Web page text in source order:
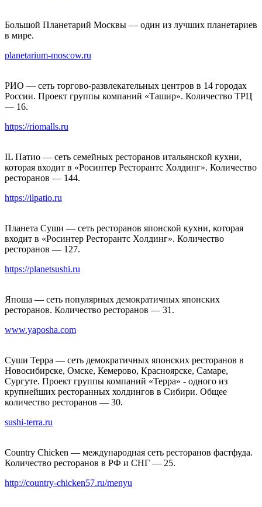
Большой Планетарий Москвы — один из лучших планетариев
в мире.
planetarium-moscow.ru
РИО — сеть торгово-развлекательных центров в 14 городах
России. Проект группы компаний «Ташир». Количество ТРЦ
— 16.
https://riomalls.ru
IL Патио — сеть семейных ресторанов итальянской кухни,
которая входит в «Росинтер Ресторантс Холдинг». Количество
ресторанов — 144.
https://ilpatio.ru
Планета Суши — сеть ресторанов японской кухни, которая
входит в «Росинтер Ресторантс Холдинг». Количество
ресторанов — 127.
https://planetsushi.ru
Япоша — сеть популярных демократичных японских
ресторанов. Количество ресторанов — 31.
www.yaposha.com
Суши Терра — сеть демократичных японских ресторанов в
Новосибирске, Омске, Кемерово, Красноярске, Самаре,
Сургуте. Проект группы компаний «Терра» - одного из
крупнейших ресторанных холдингов в Сибири. Общее
количество ресторанов — 30.
sushi-terra.ru
Country Chicken — международная сеть ресторанов фастфуда.
Количество ресторанов в РФ и СНГ — 25.
http://country-chicken57.ru/menyu